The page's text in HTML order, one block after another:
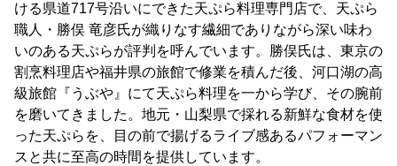
ける県道717号沿いにできた天ぷら料理専門店で、天ぷら
職人・勝俣 竜彦氏が織りなす繊細でありながら深い味わ
いのある天ぷらが評判を呼んでいます。勝俣氏は、東京の
割烹料理店や福井県の旅館で修業を積んだ後、河口湖の高
級旅館『うぶや』にて天ぷら料理を一から学び、その腕前
を磨いてきました。地元・山梨県で採れる新鮮な食材を使
った天ぷらを、目の前で揚げるライブ感あるパフォーマン
スと共に至高の時間を提供しています。